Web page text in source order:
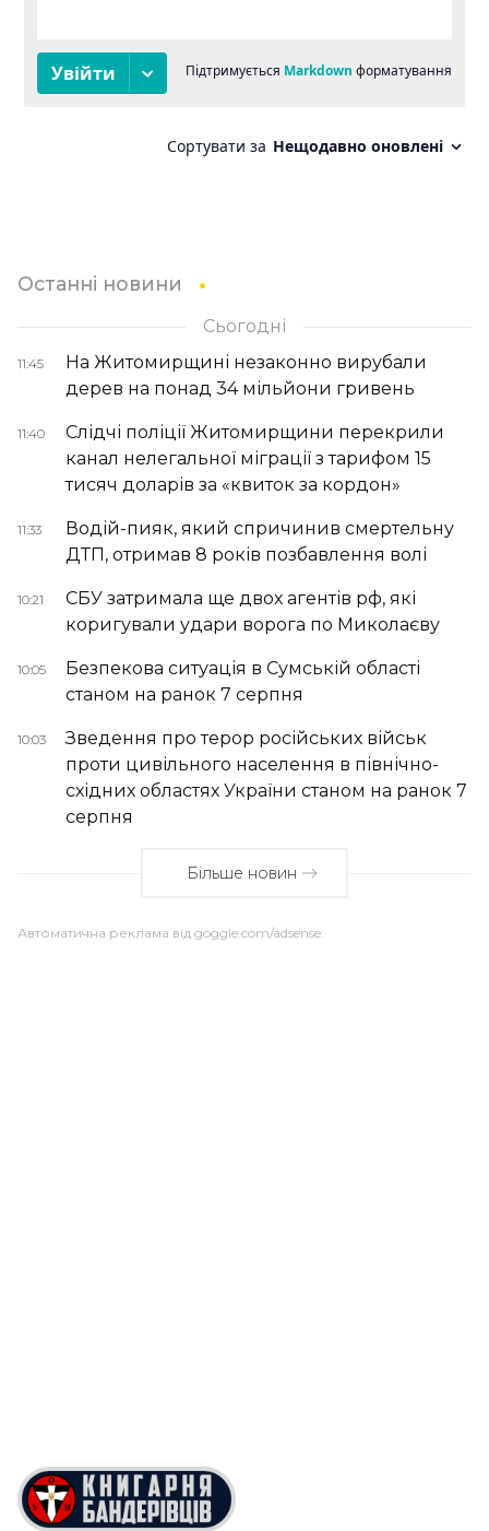
Останні новини
Сьогодні
11:45
На Житомирщині незаконно вирубали
дерев на понад 34 мільйони гривень
11:40
Слідчі поліції Житомирщини перекрили
канал нелегальної міграції з тарифом 15
тисяч доларів за «квиток за кордон»
11:33
Водій-пияк, який спричинив смертельну
ДТП, отримав 8 років позбавлення волі
10:21
СБУ затримала ще двох агентів рф, які
коригували удари ворога по Миколаєву
10:05
Безпекова ситуація в Сумській області
станом на ранок 7 серпня
10:03
Зведення про терор російських військ
проти цивільного населення в північно-
східних областях України станом на ранок 7
серпня
Більше новин
Автоматична реклама від goggle.com/adsense: